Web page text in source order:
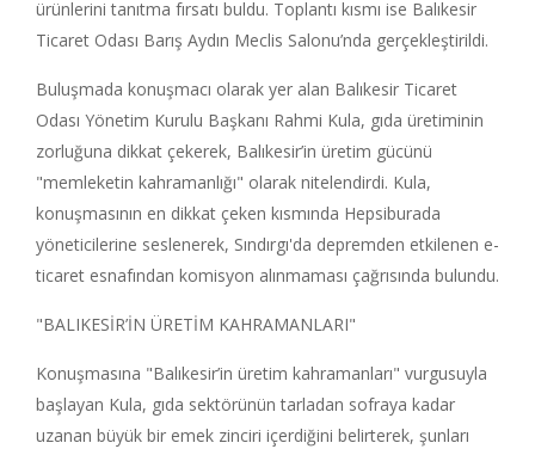
ürünlerini tanıtma fırsatı buldu. Toplantı kısmı ise Balıkesir
Ticaret Odası Barış Aydın Meclis Salonu’nda gerçekleştirildi.
Buluşmada konuşmacı olarak yer alan Balıkesir Ticaret
Odası Yönetim Kurulu Başkanı Rahmi Kula, gıda üretiminin
zorluğuna dikkat çekerek, Balıkesir’in üretim gücünü
"memleketin kahramanlığı" olarak nitelendirdi. Kula,
konuşmasının en dikkat çeken kısmında Hepsiburada
yöneticilerine seslenerek, Sındırgı'da depremden etkilenen e-
ticaret esnafından komisyon alınmaması çağrısında bulundu.
"BALIKESİR’İN ÜRETİM KAHRAMANLARI"
Konuşmasına "Balıkesir’in üretim kahramanları" vurgusuyla
başlayan Kula, gıda sektörünün tarladan sofraya kadar
uzanan büyük bir emek zinciri içerdiğini belirterek, şunları